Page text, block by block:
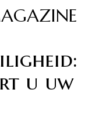
u uw